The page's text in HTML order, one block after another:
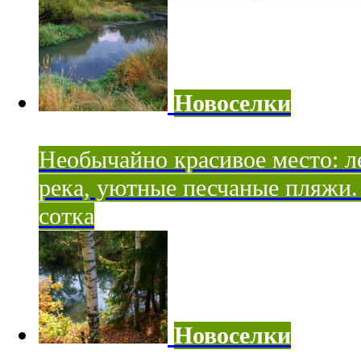
Новоселки
Необычайно красивое место:
река, уютные песчаные
сотка
Новоселки